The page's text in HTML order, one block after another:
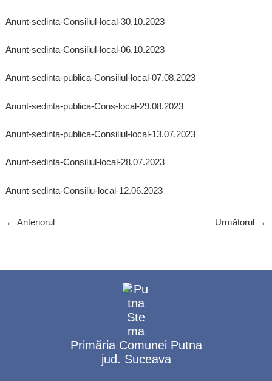
Anunt-sedinta-Consiliul-local-30.10.2023
Anunt-sedinta-Consiliul-local-06.10.2023
Anunt-sedinta-publica-Consiliul-local-07.08.2023
Anunt-sedinta-publica-Cons-local-29.08.2023
Anunt-sedinta-publica-Consiliul-local-13.07.2023
Anunt-sedinta-Consiliul-local-28.07.2023
Anunt-sedinta-Consiliu-local-12.06.2023
← Anteriorul Următorul →
Primăria Comunei Putna
jud. Suceava